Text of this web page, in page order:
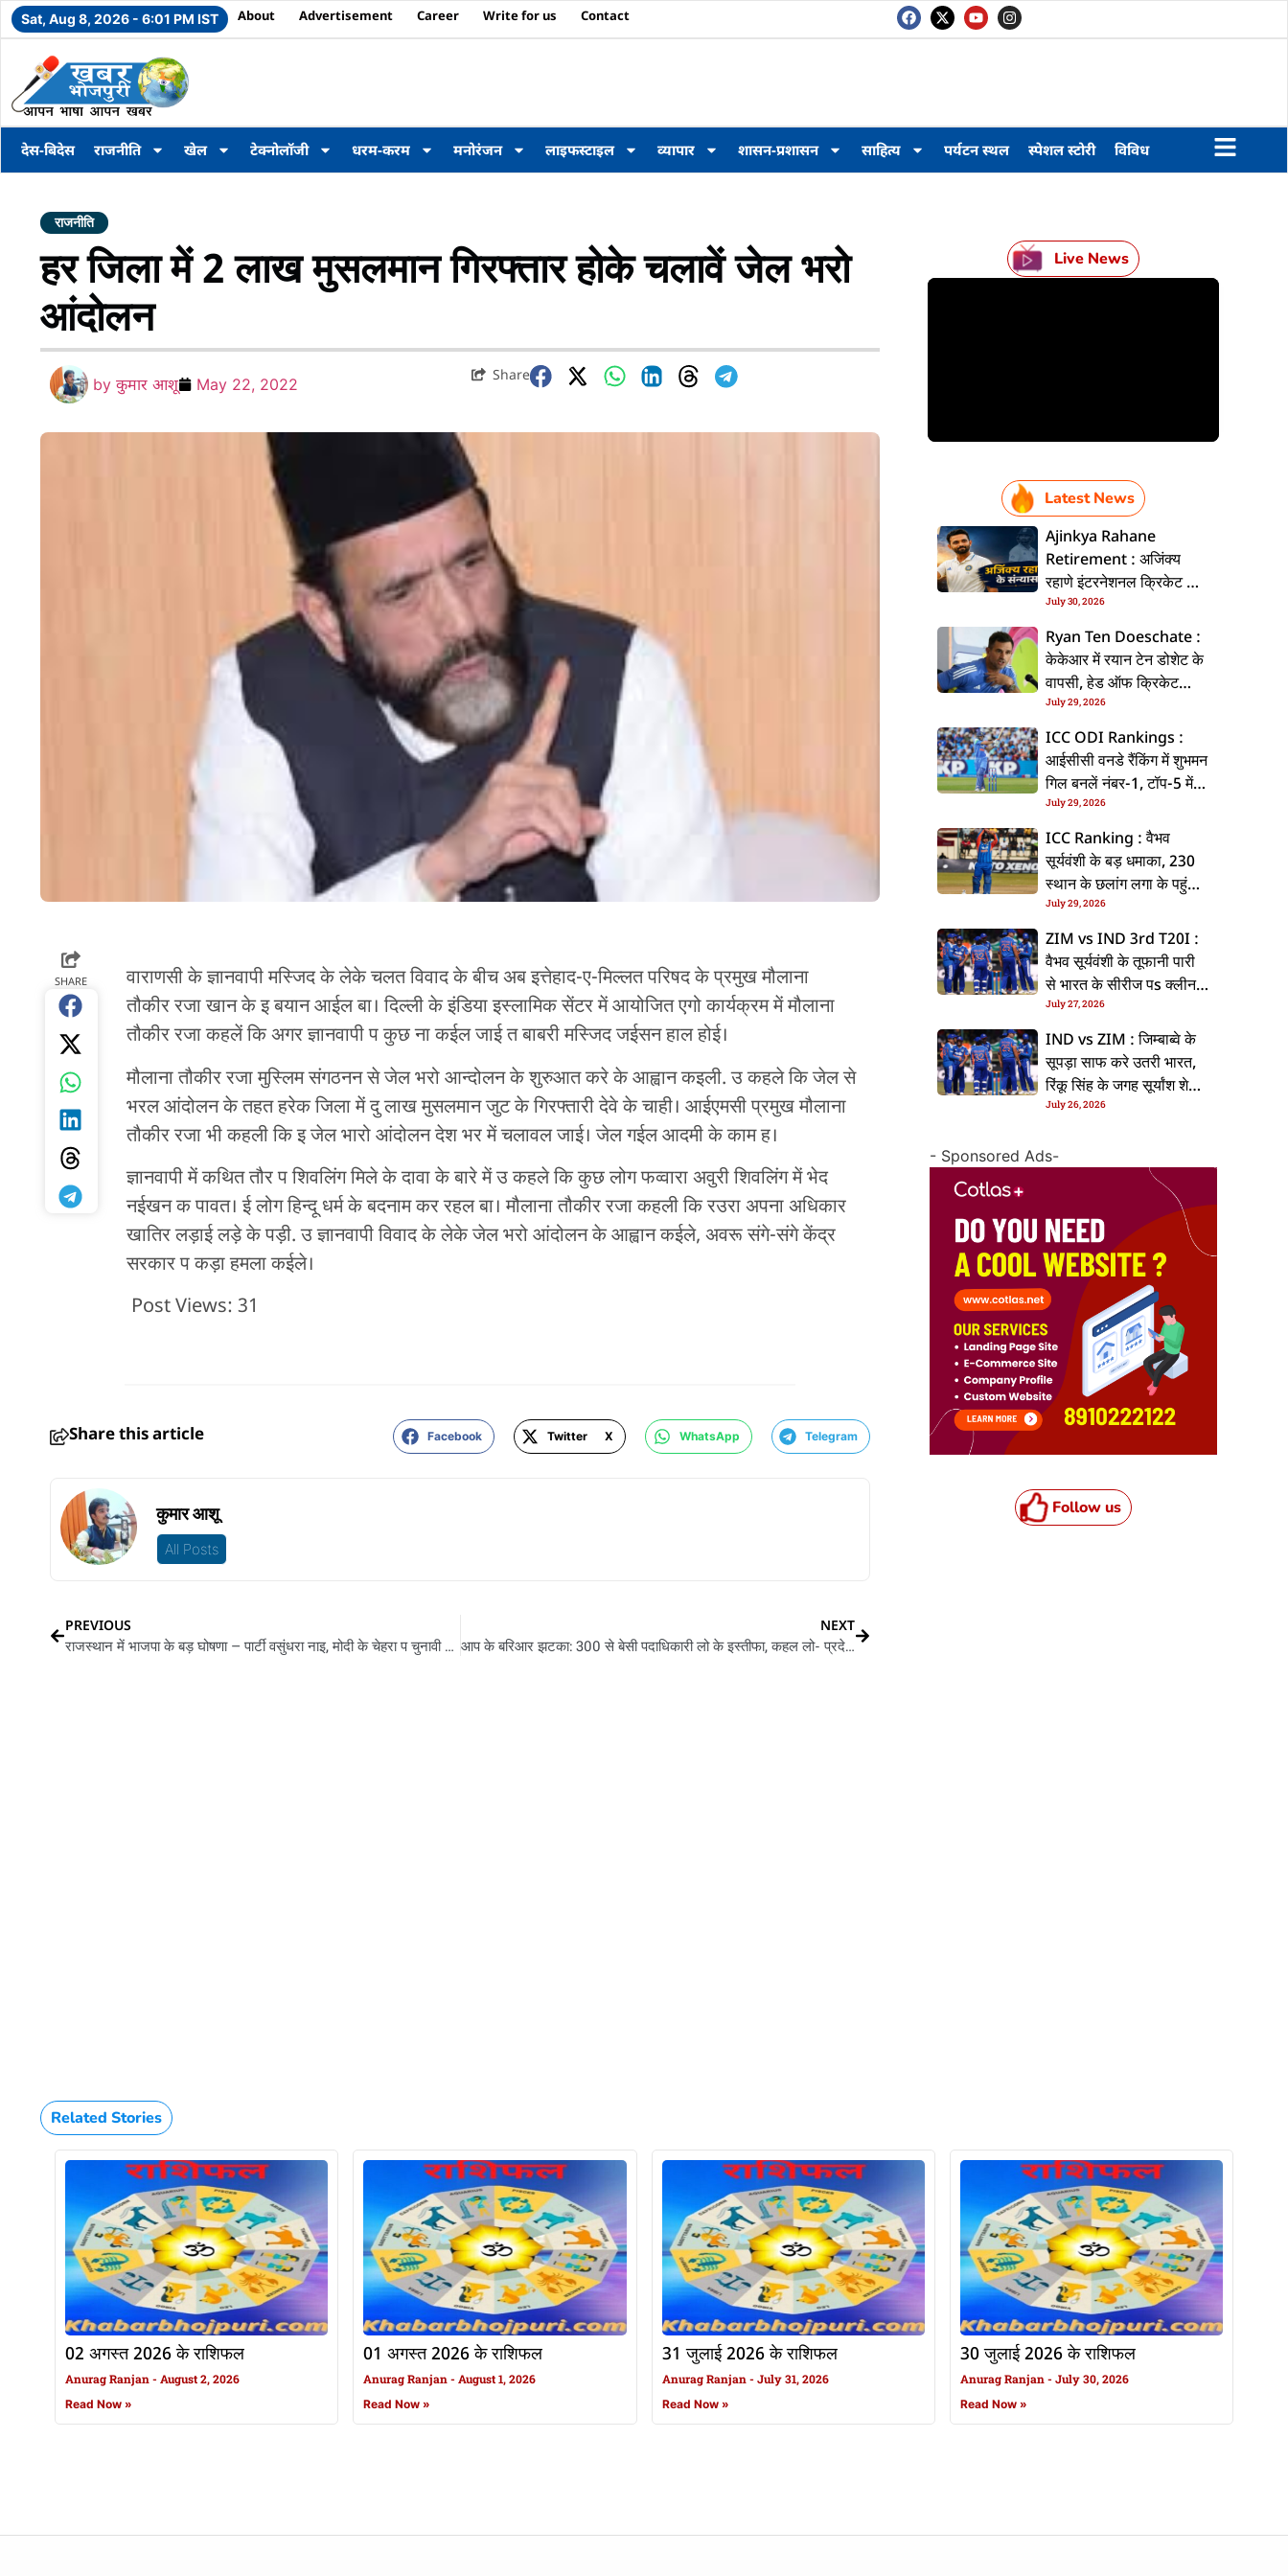
Sat, Aug 8, 2026 - 6:01 PM IST About Advertisement Career Write for us Contact
देस-बिदेस राजनीति खेल टेक्नोलॉजी धरम-करम मनोरंजन लाइफस्टाइल व्यापार शासन-प्रशासन साहित्य पर्यटन स्थल स्पेशल स्टोरी विविध
राजनीति
हर जिला में 2 लाख मुसलमान गिरफ्तार होके चलावें जेल भरो
आंदोलन
by कुमार आशू May 22, 2022
Share
SHARE
वाराणसी के ज्ञानवापी मस्जिद के लेके चलत विवाद के बीच अब इत्तेहाद-ए-मिल्लत परिषद के प्रमुख मौलाना
तौकीर रजा खान के इ बयान आईल बा। दिल्ली के इंडिया इस्लामिक सेंटर में आयोजित एगो कार्यक्रम में मौलाना
तौकीर रजा कहलें कि अगर ज्ञानवापी प कुछ ना कईल जाई त बाबरी मस्जिद जईसन हाल होई।
मौलाना तौकीर रजा मुस्लिम संगठनन से जेल भरो आन्दोलन के शुरुआत करे के आह्वान कइली. उ कहले कि जेल से
भरल आंदोलन के तहत हरेक जिला में दु लाख मुसलमान जुट के गिरफ्तारी देवे के चाही। आईएमसी प्रमुख मौलाना
तौकीर रजा भी कहली कि इ जेल भारो आंदोलन देश भर में चलावल जाई। जेल गईल आदमी के काम ह।
ज्ञानवापी में कथित तौर प शिवलिंग मिले के दावा के बारे में उ कहले कि कुछ लोग फव्वारा अवुरी शिवलिंग में भेद
नईखन क पावत। ई लोग हिन्दू धर्म के बदनाम कर रहल बा। मौलाना तौकीर रजा कहली कि रउरा अपना अधिकार
खातिर लड़ाई लड़े के पड़ी. उ ज्ञानवापी विवाद के लेके जेल भरो आंदोलन के आह्वान कईले, अवरू संगे-संगे केंद्र
सरकार प कड़ा हमला कईले।
Post Views: 31
Share this article Facebook Twitter X WhatsApp Telegram
कुमार आशू
All Posts
PREVIOUS
राजस्थान में भाजपा के बड़ घोषणा – पार्टी वसुंधरा नाइ, मोदी के चेहरा प चुनावी मैदान में उतरी
NEXT
आप के बरिआर झटका: 300 से बेसी पदाधिकारी लो के इस्तीफा, कहल लो- प्रदेश में पार्टी के नइखे कवनो भविष्य
Live News
Latest News
Ajinkya Rahane
Retirement : अजिंक्य
रहाणे इंटरनेशनल क्रिकेट से
ललें संन्यास, सोशल मीडिया
पs पोस्ट कs के कइलें एलान
July 30, 2026
Ryan Ten Doeschate :
केकेआर में रयान टेन डोशेट के
वापसी, हेड ऑफ क्रिकेट
स्ट्रेटजी के जिम्मेदारी संभरिहें
July 29, 2026
ICC ODI Rankings :
आईसीसी वनडे रैंकिंग में शुभमन
गिल बनलें नंबर-1, टॉप-5 में
भारत के तीन बल्लेबाज
July 29, 2026
ICC Ranking : वैभव
सूर्यवंशी के बड़ धमाका, 230
स्थान के छलांग लगा के पहुंचलें
48वां नंबर पs
July 29, 2026
ZIM vs IND 3rd T20I :
वैभव सूर्यवंशी के तूफानी पारी
से भारत के सीरीज पs क्लीन
स्वीप, जिम्बाब्वे 35 रन से
हारल
July 27, 2026
IND vs ZIM : जिम्बाब्वे के
सूपड़ा साफ करे उतरी भारत,
रिंकू सिंह के जगह सूर्यांश शेडगे
के मिल सकेला मवका
July 26, 2026
- Sponsored Ads-
Follow us
Related Stories
02 अगस्त 2026 के राशिफल
Anurag Ranjan August 2, 2026
Read Now »
01 अगस्त 2026 के राशिफल
Anurag Ranjan August 1, 2026
Read Now »
31 जुलाई 2026 के राशिफल
Anurag Ranjan July 31, 2026
Read Now »
30 जुलाई 2026 के राशिफल
Anurag Ranjan July 30, 2026
Read Now »